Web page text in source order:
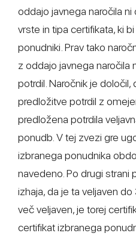
oddajo javnega naročila
vrste in tipa certifikata, ki
ponudniki. Prav tako
z oddajo javnega naročila
potrdil. Naročnik je
predložitve potrdil z
predložena potrdila
ponudb. V tej zvezi gre
izbranega ponudnika
navedeno. Po drugi strani
izhaja, da je ta veljaven
več veljaven, je torej
certifikat izbranega